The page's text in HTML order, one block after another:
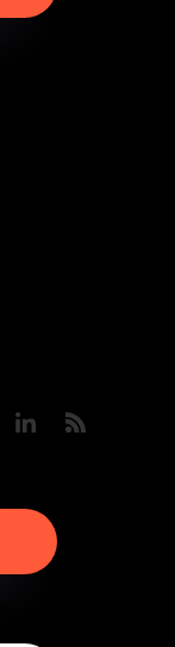
PinterestLinkedIn